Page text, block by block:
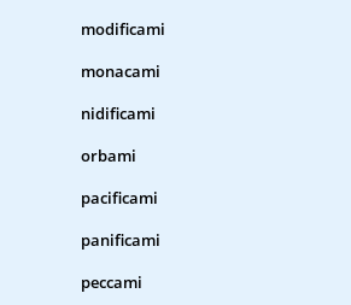
modificami
monacami
nidificami
orbami
pacificami
panificami
peccami